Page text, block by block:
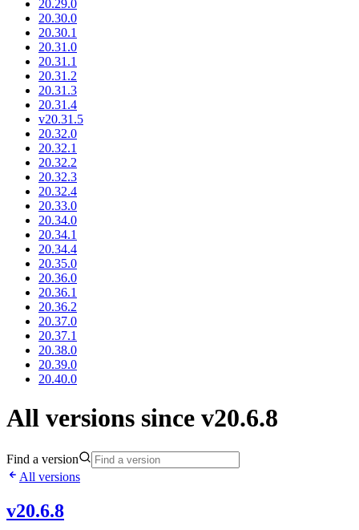
20.29.0
20.30.0
20.30.1
20.31.0
20.31.1
20.31.2
20.31.3
20.31.4
v20.31.5
20.32.0
20.32.1
20.32.2
20.32.3
20.32.4
20.33.0
20.34.0
20.34.1
20.34.4
20.35.0
20.36.0
20.36.1
20.36.2
20.37.0
20.37.1
20.38.0
20.39.0
20.40.0
All versions since v20.6.8
Find a version
All versions
v20.6.8